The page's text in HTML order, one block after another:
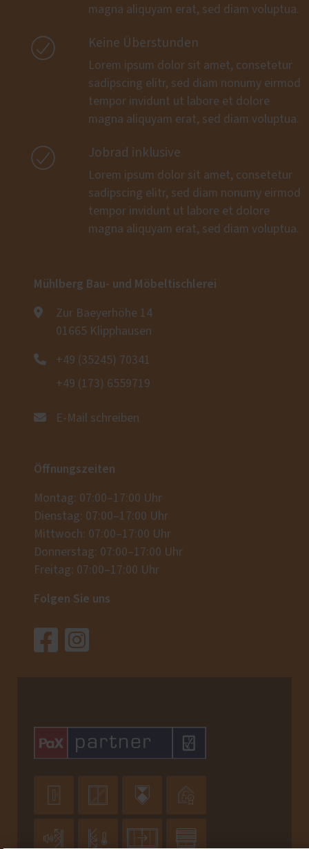
magna aliquyam erat, sed diam voluptua.
 Keine Überstunden
Lorem ipsum dolor sit amet, consetetur
sadipscing elitr, sed diam nonumy eirmod
tempor invidunt ut labore et dolore
magna aliquyam erat, sed diam voluptua.
 Jobrad inklusive
Lorem ipsum dolor sit amet, consetetur
sadipscing elitr, sed diam nonumy eirmod
tempor invidunt ut labore et dolore
magna aliquyam erat, sed diam voluptua.
Mühlberg Bau- und Möbeltischlerei
Zur Baeyerhöhe 14
01665 Klipphausen
+49 (35245) 70341
+49 (173) 6559719
E-Mail schreiben
Öffnungszeiten
Montag: 07:00–17:00 Uhr
Dienstag: 07:00–17:00 Uhr
Mittwoch: 07:00–17:00 Uhr
Donnerstag: 07:00–17:00 Uhr
Freitag: 07:00–17:00 Uhr
Folgen Sie uns
   
   